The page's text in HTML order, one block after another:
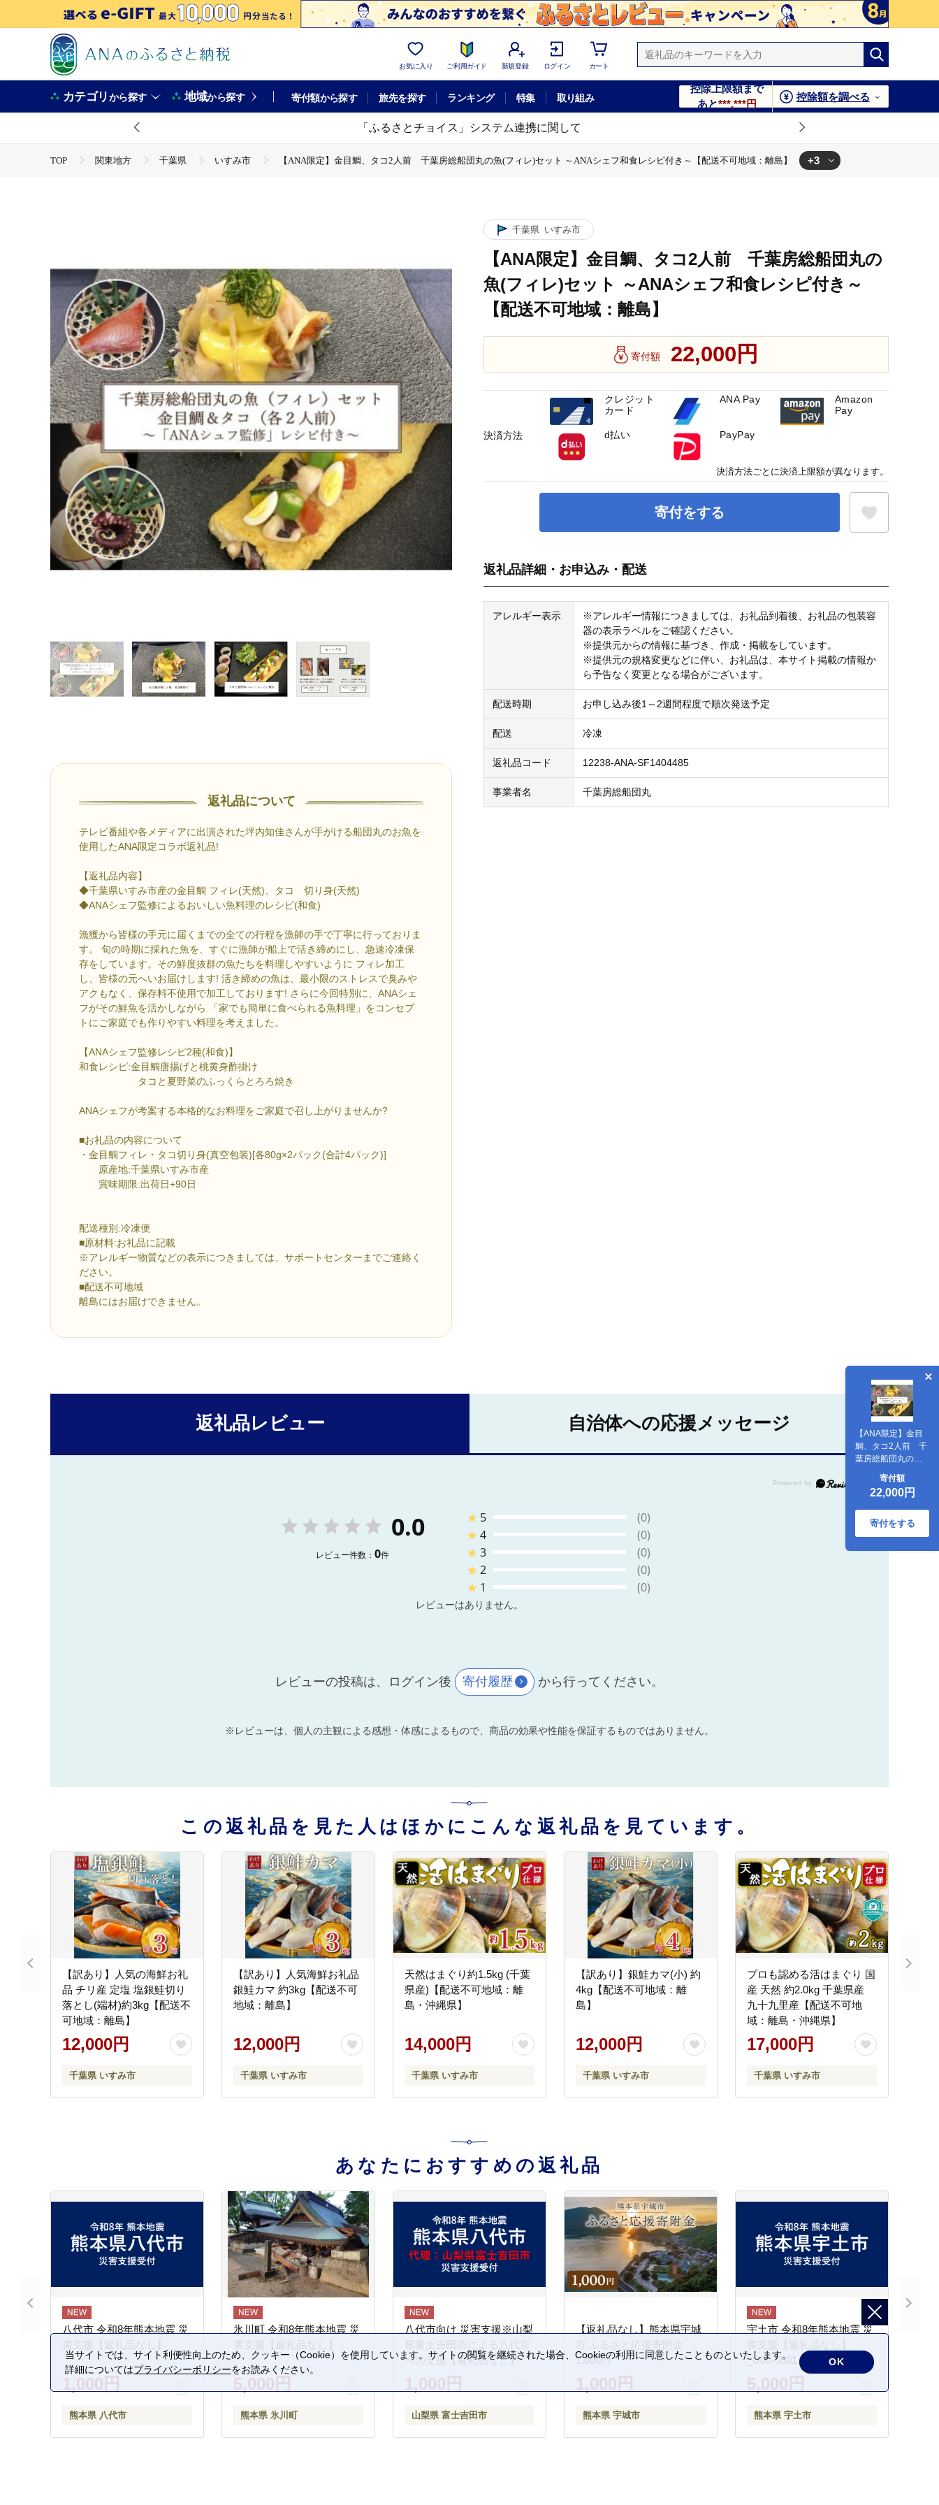
お気に入り ご利用ガイド 新規登録 ログイン カート
カテゴリから探す 地域から探す 寄付額から探す 旅先を探す ランキング 特集 取り組み
控除上限額まで
あと***,***円
控除額を調べる
「ふるさとチョイス」システム連携に関して
TOP 関東地方 千葉県 いすみ市 【ANA限定】金目鯛、タコ2人前 千葉房総船団丸の魚(フィレ)セット ～ANAシェフ和食レシピ付き～【配送不可地域：離島】 +3
返礼品について
テレビ番組や各メディアに出演された坪内知佳さんが手がける船団丸のお魚を
使用したANA限定コラボ返礼品!
【返礼品内容】
◆千葉県いすみ市産の金目鯛 フィレ(天然)、タコ 切り身(天然)
◆ANAシェフ監修によるおいしい魚料理のレシピ(和食)
漁獲から皆様の手元に届くまでの全ての行程を漁師の手で丁寧に行っておりま
す。 旬の時期に採れた魚を、すぐに漁師が船上で活き締めにし、急速冷凍保
存をしています。その鮮度抜群の魚たちを料理しやすいように フィレ加工
し、皆様の元へいお届けします! 活き締めの魚は、最小限のストレスで臭みや
アクもなく、保存料不使用で加工しております! さらに今回特別に、ANAシェ
フがその鮮魚を活かしながら 「家でも簡単に食べられる魚料理」をコンセプ
トにご家庭でも作りやすい料理を考えました。
【ANAシェフ監修レシピ2種(和食)】
和食レシピ:金目鯛唐揚げと桃黄身酢掛け
タコと夏野菜のふっくらとろろ焼き
ANAシェフが考案する本格的なお料理をご家庭で召し上がりませんか?
■お礼品の内容について
・金目鯛フィレ・タコ切り身(真空包装)[各80g×2パック(合計4パック)]
原産地:千葉県いすみ市産
賞味期限:出荷日+90日
配送種別:冷凍便
■原材料:お礼品に記載
※アレルギー物質などの表示につきましては、サポートセンターまでご連絡く
ださい。
■配送不可地域
離島にはお届けできません。
千葉県 いすみ市
【ANA限定】金目鯛、タコ2人前 千葉房総船団丸の
魚(フィレ)セット ～ANAシェフ和食レシピ付き～
【配送不可地域：離島】
寄付額 22,000円
寄付をする
【ANA限定】金目
鯛、タコ2人前 千
葉房総船団丸の魚
ANAシェフ和食レ
シピ付き～【配送
不可地域：離島】
寄付額
22,000円
寄付をする
返礼品詳細・お申込み・配送
アレルギー表示
※アレルギー情報につきましては、お礼品到着後、お礼品の包装容
器の表示ラベルをご確認ください。
※提供元からの情報に基づき、作成・掲載をしています。
※提供元の規格変更などに伴い、お礼品は、本サイト掲載の情報か
ら予告なく変更となる場合がございます。
配送時期 お申し込み後1～2週間程度で順次発送予定
配送 冷凍
返礼品コード 12238-ANA-SF1404485
事業者名 千葉房総船団丸
決済方法
クレジット
カード
ANA Pay
Amazon
Pay
d払い PayPay
決済方法ごとに決済上限額が異なります。
返礼品レビュー 自治体への応援メッセージ
0.0
レビュー件数： 0件
★ 5
(0)
★4
(0)
★3
(0)
★2
(0)
★ 1 (0)
レビューはありません。
レビューの投稿は、ログイン後 寄付履歴 から行ってください。
※レビューは、個人の主観による感想・体感によるもので、商品の効果や性能を保証するものではありません。
この返礼品を見た人はほかにこんな返礼品を見ています。
【訳あり】人気の海鮮お礼
品 チリ産 定塩 塩銀鮭切り
落とし(端材)約3kg【配送不
可地域：離島】
12,000円
千葉県 いすみ市
【訳あり】人気海鮮お礼品
銀鮭カマ 約3kg【配送不可
地域：離島】
12,000円
千葉県 いすみ市
天然はまぐり約1.5kg (千葉
県産)【配送不可地域：離
島・沖縄県】
14,000円
千葉県 いすみ市
【訳あり】銀鮭カマ(小) 約
4kg【配送不可地域：離
島】
12,000円
千葉県 いすみ市
プロも認める活はまぐり 国
産 天然 約2.0kg 千葉県産
九十九里産【配送不可地
域：離島・沖縄県】
17,000円
千葉県 いすみ市
あなたにおすすめの返礼品
八代市 令和8年熊本地震 災
害支援【返礼品なし】
1,000円
熊本県 八代市
氷川町 令和8年熊本地震 災
害支援【返礼品なし】
5,000円
熊本県 氷川町
八代市向け 災害支援※山梨
県富士吉田市による八代市
への支援【返礼品なし】
1,000円
山梨県 富士吉田市
【返礼品なし】熊本県宇城
市 ふるさと応援寄附金
1,000円
1,000円
熊本県 宇城市
宇土市 令和8年熊本地震 災
害支援【返礼品なし】
_U00-0001
5,000円
熊本県 宇土市
当サイトでは、サイト利便性向上のため、クッキー（Cookie）を使用しています。サイトの閲覧を継続された場合、Cookieの利用に同意したことものといたします。
詳細についてはプライバシーポリシーをお読みください。
OK